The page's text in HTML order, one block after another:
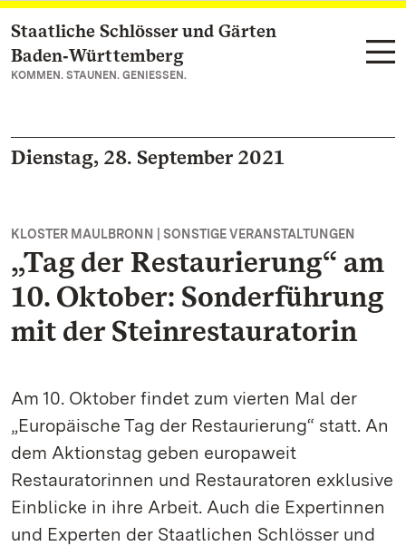
Zum Hauptinhalt springen
Staatliche Schlösser und Gärten
Baden‑Württemberg
KOMMEN. STAUNEN. GENIESSEN.
Dienstag, 28. September 2021
KLOSTER MAULBRONN | SONSTIGE VERANSTALTUNGEN
„Tag der Restaurierung“ am
10. Oktober: Sonderführung
mit der Steinrestauratorin
Am 10. Oktober findet zum vierten Mal der
„Europäische Tag der Restaurierung“ statt. An
dem Aktionstag geben europaweit
Restauratorinnen und Restauratoren exklusive
Einblicke in ihre Arbeit. Auch die Expertinnen
und Experten der Staatlichen Schlösser und